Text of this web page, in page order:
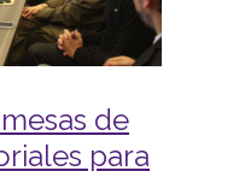
de
para